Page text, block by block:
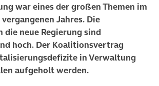
war eines der großen Themen im
Jahres. Die
die neue Regierung sind
hoch. Der Koalitionsvertrag
in Verwaltung
aufgeholt werden.